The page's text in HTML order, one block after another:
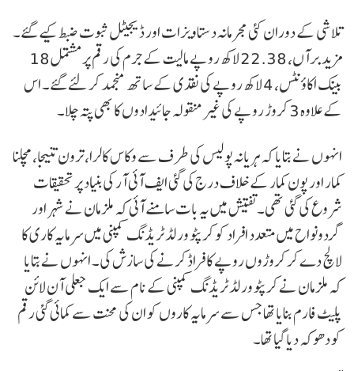
تلاشی کے دوران کئی مجرمانہ دستاویزات اور ڈیجیٹل ثبوت ضبط کیے گئے۔
مزید برآں، 22.38 لاکھ روپے مالیت کے جرم کی رقم پر مشتمل 18
بینک اکاؤنٹس، 4 لاکھ روپے کی نقدی کے ساتھ منجمد کر لئے گئے۔ اس
کے علاوہ 3 کروڑ روپے کی غیر منقولہ جائیدادوں کا بھی پتہ چلا۔
انہوں نے بتایا کہ ہریانہ پولیس کی طرف سے وکاس کالرا، ترون تنیجا، کپل
کمار اور پون کمار کے خلاف درج کی گئی ایف آئی آر کی بنیاد پر تحقیقات
شروع کی گئی تھی۔ تفتیش میں یہ بات سامنے آئی کہ ملزمان نے شہر اور
گردونواح میں متعدد افراد کو کرپٹو ورلڈ ٹریڈنگ کمپنی میں سرمایہ کاری کا
لالچ دے کر کروڑوں روپے کا فراڈ کرنے کی سازش کی۔ انہوں نے بتایا
کہ ملزمان نے کرپٹو ورلڈ ٹریڈنگ کمپنی کے نام سے ایک جعلی آن لائن
پلیٹ فارم بنایا تھا جس سے سرمایہ کاروں کو ان کی محنت سے کمائی گئی رقم
کو دھوکہ دیا گیا تھا۔